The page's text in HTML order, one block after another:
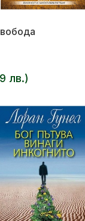
лв.)